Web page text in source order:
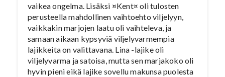
vaikea ongelma. Lisäksi ¤Kent¤ oli tulosten
perusteella mahdollinen vaihtoehto viljelyyn,
vaikkakin marjojen laatu oli vaihteleva, ja
samaan aikaan kypsyviä viljelyvarmempia
lajikkeita on valittavana. Lina -lajike oli
viljelyvarma ja satoisa, mutta sen marjakoko oli
hyvin pieni eikä lajike sovellu makunsa puolesta